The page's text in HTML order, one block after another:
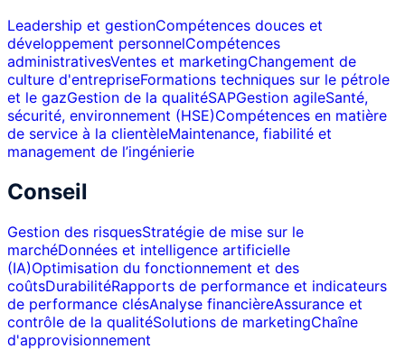
Leadership et gestionCompétences douces et
développement personnelCompétences
administrativesVentes et marketingChangement de
culture d'entrepriseFormations techniques sur le pétrole
et le gazGestion de la qualitéSAPGestion agileSanté,
sécurité, environnement (HSE)Compétences en matière
de service à la clientèleMaintenance, fiabilité et
management de l’ingénierie
Conseil
Gestion des risquesStratégie de mise sur le
marchéDonnées et intelligence artificielle
(IA)Optimisation du fonctionnement et des
coûtsDurabilitéRapports de performance et indicateurs
de performance clésAnalyse financièreAssurance et
contrôle de la qualitéSolutions de marketingChaîne
d'approvisionnement